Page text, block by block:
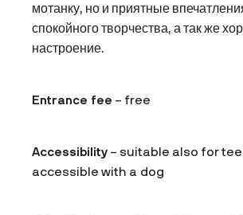
мотанку, но и приятные
спокойного творчества, а так же
настроение.
Entrance fee – free
Accessibility – suitable also for
accessible with a dog